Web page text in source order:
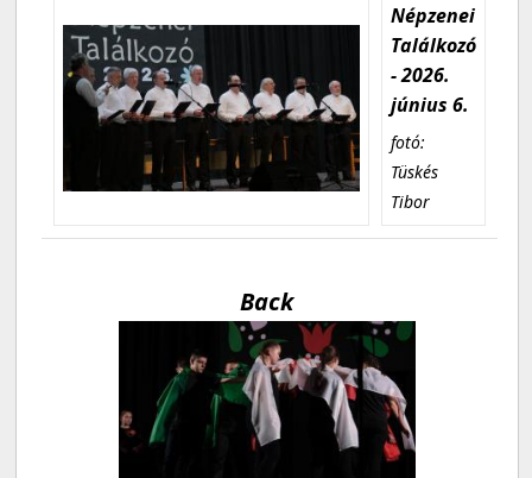
Népzenei
Találkozó
- 2026.
június 6.
fotó:
Tüskés
Tibor
Back